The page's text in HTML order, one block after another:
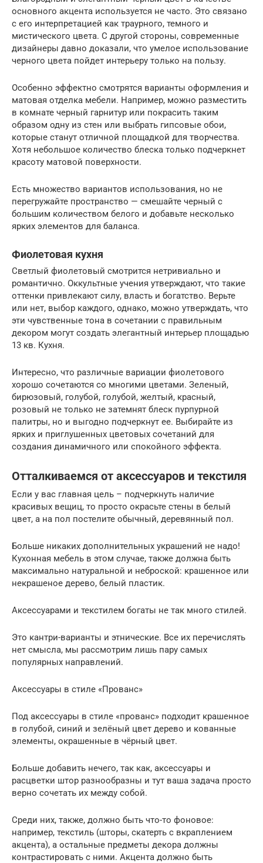
основного акцента используется не часто. Это связано
с его интерпретацией как траурного, темного и
мистического цвета. С другой стороны, современные
дизайнеры давно доказали, что умелое использование
черного цвета пойдет интерьеру только на пользу.
Особенно эффектно смотрятся варианты оформления и
матовая отделка мебели. Например, можно разместить
в комнате черный гарнитур или покрасить таким
образом одну из стен или выбрать гипсовые обои,
которые станут отличной площадкой для творчества.
Хотя небольшое количество блеска только подчеркнет
красоту матовой поверхности.
Есть множество вариантов использования, но не
перегружайте пространство — смешайте черный с
большим количеством белого и добавьте несколько
ярких элементов для баланса.
Фиолетовая кухня
Светлый фиолетовый смотрится нетривиально и
романтично. Оккультные учения утверждают, что такие
оттенки привлекают силу, власть и богатство. Верьте
или нет, выбор каждого, однако, можно утверждать, что
эти чувственные тона в сочетании с правильным
декором могут создать элегантный интерьер площадью
13 кв. Кухня.
Интересно, что различные вариации фиолетового
хорошо сочетаются со многими цветами. Зеленый,
бирюзовый, голубой, голубой, желтый, красный,
розовый не только не затемнят блеск пурпурной
палитры, но и выгодно подчеркнут ее. Выбирайте из
ярких и приглушенных цветовых сочетаний для
создания динамичного или спокойного эффекта.
Отталкиваемся от аксессуаров и текстиля
Если у вас главная цель – подчеркнуть наличие
красивых вещиц, то просто окрасьте стены в белый
цвет, а на пол постелите обычный, деревянный пол.
Больше никаких дополнительных украшений не надо!
Кухонная мебель в этом случае, также должна быть
максимально натуральной и неброской: крашенное или
некрашеное дерево, белый пластик.
Аксессуарами и текстилем богаты не так много стилей.
Это кантри-варианты и этнические. Все их перечислять
нет смысла, мы рассмотрим лишь пару самых
популярных направлений.
Аксессуары в стиле «Прованс»
Под аксессуары в стиле «прованс» подходит крашенное
в голубой, синий и зелёный цвет дерево и кованные
элементы, окрашенные в чёрный цвет.
Больше добавить нечего, так как, аксессуары и
расцветки штор разнообразны и тут ваша задача просто
верно сочетать их между собой.
Среди них, также, должно быть что-то фоновое:
например, текстиль (шторы, скатерть с вкраплением
акцента), а остальные предметы декора должны
контрастировать с ними. Акцента должно быть